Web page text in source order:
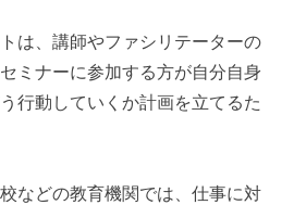
は、講師やファシリテーターの
ミナーに参加する方が自分自身
行動していくか計画を立てるた
などの教育機関では、仕事に対